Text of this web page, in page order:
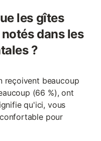
les gîtes
dans les
?
reçoivent beaucoup
(66 %), ont
qu'ici, vous
pour